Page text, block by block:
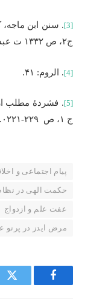
[3]
ج۲، ص ۱۳۳۲ ت عبدالباقي.
[4]. الروم: ۴۱.
[5]. فشردۀ مطلب
ج ۱، ص ۲۲۹-۰۲۲۱.
پیام اجتماعی و
حکمت الهی در
عفت علم و ازدواج
مرض ایدز در پرتو
Facebook